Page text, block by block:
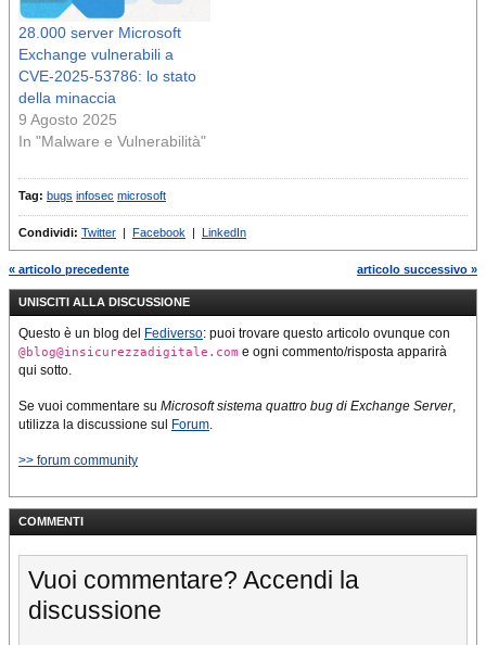
28.000 server Microsoft
Exchange vulnerabili a
CVE-2025-53786: lo stato
della minaccia
9 Agosto 2025
In "Malware e Vulnerabilità"
Tag: bugs infosec microsoft
Condividi: Twitter | Facebook | LinkedIn
« articolo precedente articolo successivo »
UNISCITI ALLA DISCUSSIONE
Questo è un blog del Fediverso: puoi trovare questo articolo ovunque con
@blog@insicurezzadigitale.com e ogni commento/risposta apparirà
qui sotto.
Se vuoi commentare su Microsoft sistema quattro bug di Exchange Server,
utilizza la discussione sul Forum
>> forum community
COMMENTI
Vuoi commentare? Accendi la
discussione